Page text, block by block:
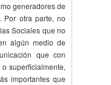
generadores de
Por otra parte, no
Sociales que no
algún medio de
que con
superficialmente,
importantes que